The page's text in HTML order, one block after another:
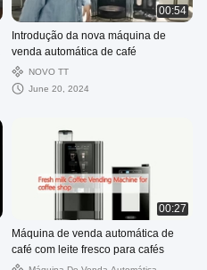
00:54
Introdução da nova máquina de
venda automática de café
NOVO TT
June 20, 2024
00:27
Máquina de venda automática de
café com leite fresco para cafés